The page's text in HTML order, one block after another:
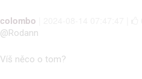
colombo
@Rodann
Víš něco o tom?